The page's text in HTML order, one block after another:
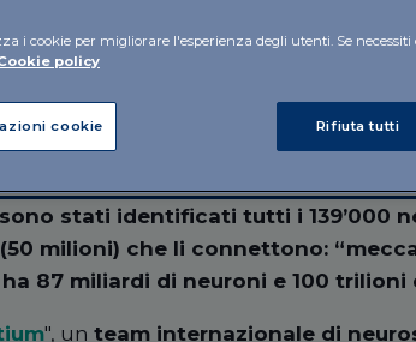
sono stati identificati tutti i 139’000
milioni) che li connettono:
87 miliardi di neuroni e 100 trilioni
", un team internazionale di
i cookie per migliorare l'esperienza degli utenti. Se
policy
Rifiuta tutti
cookie